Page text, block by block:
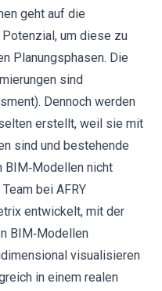
geht auf die
Potenzial, um diese zu
Planungsphasen. Die
sind
Dennoch werden
erstellt, weil sie mit
sind und bestehende
BIM‐Modellen nicht
bei AFRY
entwickelt, mit der
BIM‐Modellen
visualisieren
in einem realen